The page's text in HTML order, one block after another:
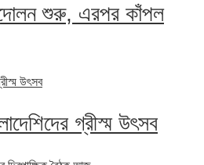
শুরু, এরপর কাঁপল
গ্রীস্ম উৎসব